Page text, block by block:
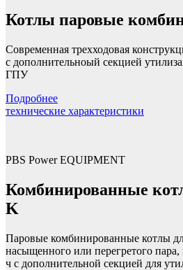
Котлы паровые
Современная трехходовая
c дополнительноый секцией
ГПУ
Подробнее
технические характеристики
PBS Power EQUIPMENT
Комбинированные
K
Паровые комбинированные котлы
насыщенного или перегретого
ч с дополнительной секцией для